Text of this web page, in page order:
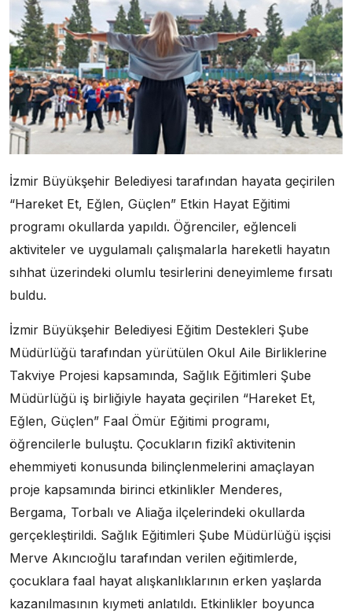
İzmir Büyükşehir Belediyesi tarafından hayata geçirilen
“Hareket Et, Eğlen, Güçlen” Etkin Hayat Eğitimi
programı okullarda yapıldı. Öğrenciler, eğlenceli
aktiviteler ve uygulamalı çalışmalarla hareketli hayatın
sıhhat üzerindeki olumlu tesirlerini deneyimleme fırsatı
buldu.
İzmir Büyükşehir Belediyesi Eğitim Destekleri Şube
Müdürlüğü tarafından yürütülen Okul Aile Birliklerine
Takviye Projesi kapsamında, Sağlık Eğitimleri Şube
Müdürlüğü iş birliğiyle hayata geçirilen “Hareket Et,
Eğlen, Güçlen” Faal Ömür Eğitimi programı,
öğrencilerle buluştu. Çocukların fizikî aktivitenin
ehemmiyeti konusunda bilinçlenmelerini amaçlayan
proje kapsamında birinci etkinlikler Menderes,
Bergama, Torbalı ve Aliağa ilçelerindeki okullarda
gerçekleştirildi. Sağlık Eğitimleri Şube Müdürlüğü işçisi
Merve Akıncıoğlu tarafından verilen eğitimlerde,
çocuklara faal hayat alışkanlıklarının erken yaşlarda
kazanılmasının kıymeti anlatıldı. Etkinlikler boyunca